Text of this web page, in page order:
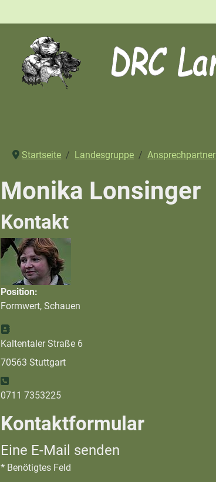
Startseite Landesgruppe Ansprechpartner
Monika Lonsinger
Kontakt
Position:
Formwert, Schauen
Adresse:
Kaltentaler Straße 6
70563 Stuttgart
Telefon:
0711 7353225
Kontaktformular
Eine E-Mail senden
* Benötigtes Feld